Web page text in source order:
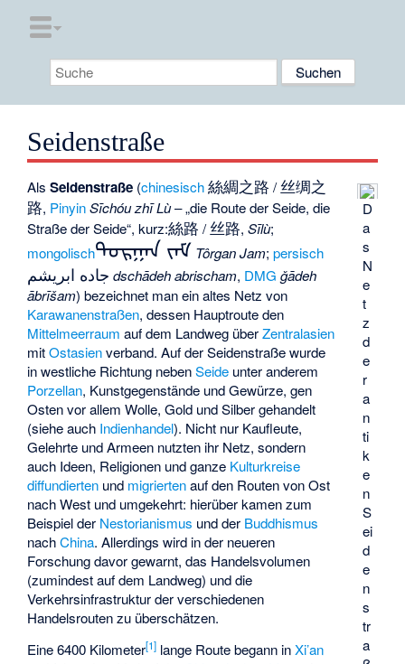
Seidenstraße
D
a
s
N
e
t
z
d
e
r
a
n
ti
k
e
n
S
ei
d
e
n
s
tr
a
AlsSeidenstraße (chinesisch 絲綢之路 /丝绸之
路, Pinyin Sīchóu zhī Lù– „die Route der Seide, die
Straße der Seide“, kurz:絲路 /丝路,Sīlù;
mongolischᠲᠣᠷᠭᠠᠨ ᠵᠠᠮ Tôrgan Jam;persisch
جاده ابریشم dschādeh abrischam, DMG ǧādeh
ābrīšam) bezeichnet man ein altes Netz von
Karawanenstraßen, dessen Hauptroute den
Mittelmeerraum auf dem Landweg überZentralasien
mitOstasienverband. Auf der Seidenstraße wurde
in westliche Richtung nebenSeide unter anderem
Porzellan, Kunstgegenstände und Gewürze, gen
Osten vor allem Wolle, Gold und Silber gehandelt
(siehe auch Indienhandel). Nicht nur Kaufleute,
Gelehrte und Armeen nutzten ihr Netz, sondern
auch Ideen, Religionen und ganze Kulturkreise
diffundierten und migriertenauf den Routen von Ost
nach West und umgekehrt: hierüber kamen zum
Beispiel der Nestorianismus und der Buddhismus
nachChina. Allerdings wird in der neueren
Forschung davor gewarnt, das Handelsvolumen
(zumindest auf dem Landweg) und die
Verkehrsinfrastruktur der verschiedenen
Handelsrouten zu überschätzen.
Eine 6400 Kilometer[1] lange Route begann inXi’an